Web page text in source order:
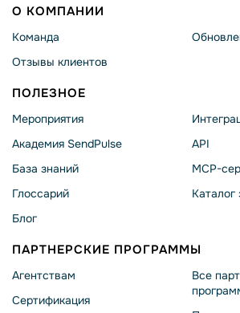
О КОМПАНИИ
Команда
Отзывы клиентов
ПОЛЕЗНОЕ
Мероприятия
Академия SendPulse
База знаний
Глоссарий
Блог
API
MCP-
Каталог
ПАРТНЕРСКИЕ ПРОГРАММЫ
Агентствам
Сертификация
Все